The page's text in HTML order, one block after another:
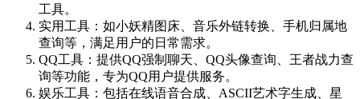
工具。
实用工具：如小妖精图床、音乐外链转换、手机归属地
查询等，满足用户的日常需求。
QQ工具：提供QQ强制聊天、QQ头像查询、王者战力查
询等功能，专为QQ用户提供服务。
娱乐工具：包括在线语音合成、ASCII艺术字生成、星